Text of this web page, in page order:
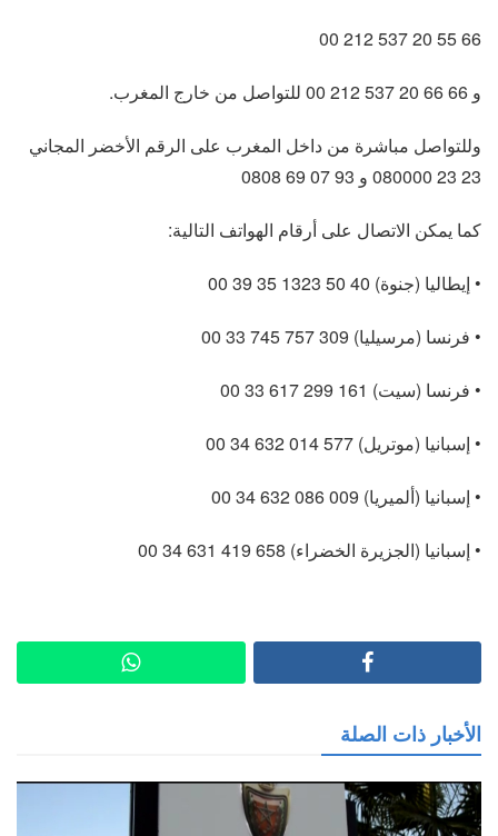
66 55 20 537 212 00
و 66 66 20 537 212 00 للتواصل من خارج المغرب.
وللتواصل مباشرة من داخل المغرب على الرقم الأخضر المجاني
23 23 080000 و 93 07 69 0808
كما يمكن الاتصال على أرقام الهواتف التالية:
• إيطاليا (جنوة) 40 50 1323 35 39 00
• فرنسا (مرسيليا) 309 757 745 33 00
• فرنسا (سيت) 161 299 617 33 00
• إسبانيا (موتريل) 577 014 632 34 00
• إسبانيا (ألميريا) 009 086 632 34 00
• إسبانيا (الجزيرة الخضراء) 658 419 631 34 00
الأخبار ذات الصلة